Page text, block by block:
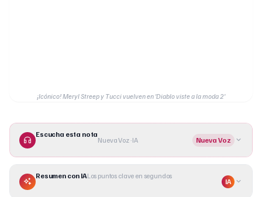
¡Icónico! Meryl Streep y Tucci vuelven en 'Diablo viste a la moda 2'
Escucha esta nota
Nueva Voz · IA Nueva Voz
Resumen con IALos puntos clave en segundos
IA